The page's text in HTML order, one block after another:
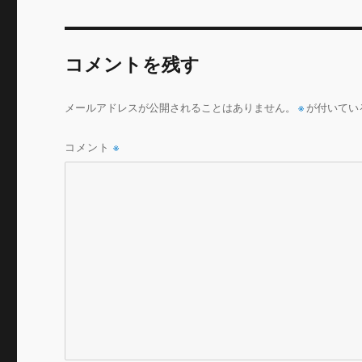
b
k
r
コメントを残す
メールアドレスが公開されることはありません。 ※ が付いて
コメント※